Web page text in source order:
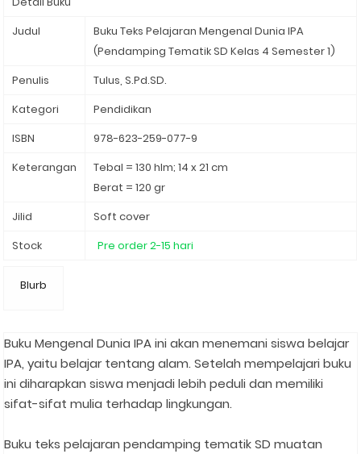
Judul
Buku Teks Pelajaran Mengenal Dunia IPA
(Pendamping Tematik SD Kelas 4 Semester 1)⁣
Penulis
Tulus, S.Pd.SD.⁣
Kategori
Pendidikan
ISBN
978-623-259-077-9
Keterangan
Tebal = 130 hlm; 14 x 21 cm
Berat = 120 gr
Jilid
Soft cover
Stock
Pre order 2-15 hari
Blurb
Buku Mengenal Dunia IPA ini akan menemani siswa belajar
IPA, yaitu belajar tentang alam. Setelah mempelajari buku
ini diharapkan siswa menjadi lebih peduli dan memiliki
sifat-sifat mulia terhadap lingkungan.⁣
Buku teks pelajaran pendamping tematik SD muatan